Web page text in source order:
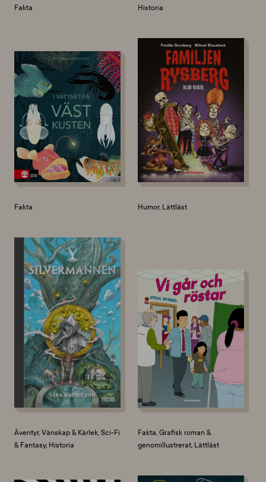
Fakta
Historia
Fakta Humor, Lättläst
Äventyr, Vänskap & Kärlek, Sci-Fi
& Fantasy, Historia
Fakta, Grafisk roman &
genomillustrerat, Lättläst